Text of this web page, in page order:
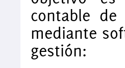
contable
mediante
gestión: